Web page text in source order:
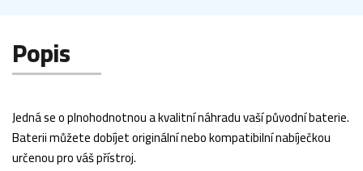
Popis
Jedná se o plnohodnotnou a kvalitní náhradu vaší původní baterie.
Baterii můžete dobíjet originální nebo kompatibilní nabíječkou
určenou pro váš přístroj.